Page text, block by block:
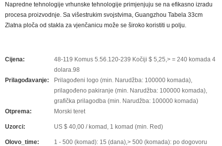
Napredne tehnologije vrhunske tehnologije primjenjuju se na efikasno izradu
procesa proizvodnje. Sa višestrukim svojstvima, Guangzhou Tabela 33cm
Zlatna ploča od stakla za vjenčanicu može se široko koristiti u polju.
Cijena:
48-119 Komus 5.56.120-239 Kočiji $ 5,25,> = 240 komada 4
dolara.98
Prilagođavanje:
Prilagođeni logo (min. Narudžba: 100000 komada),
prilagođeno pakiranje (min. Narudžba: 100000 komada),
grafička prilagodba (min. Narudžba: 100000 komada)
Otprema:
Morski teret
Uzorci: US $ 40,00 / komad, 1 komad (min. Red)
Olovo_time:
1 - 500 (komad): 15 (dana),> 500 (komada): po dogovoru